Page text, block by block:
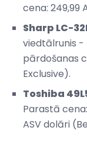
cena: 249,99
Sharp LC-
viedtālrunis -
pārdošanas
Exclusive).
Toshiba
Parastā
ASV dolāri